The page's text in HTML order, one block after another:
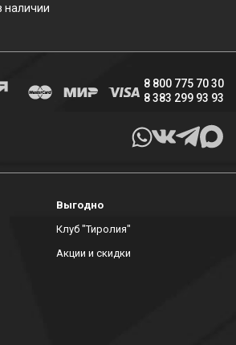
наличии
8 800 775 70 30
8 383 299 93 93
Выгодно
Клуб "Тиролия"
Акции и скидки